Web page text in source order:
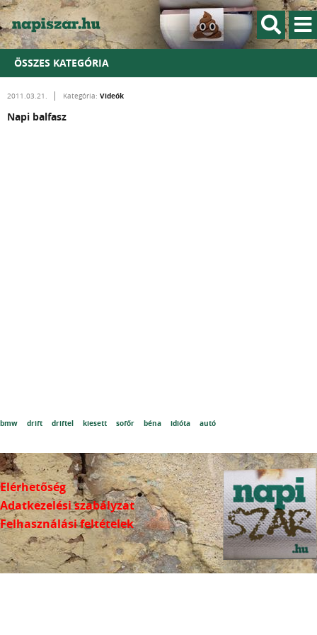
ÖSSZES KATEGÓRIA
2011.03.21. Kategória: Videók
Napi balfasz
bmw drift driftel kiesett sofőr béna idióta autó
Elérhetőség
Adatkezelési szabályzat
Felhasználási feltételek